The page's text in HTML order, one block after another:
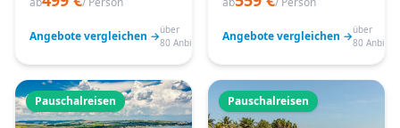
Angebote vergleichen →über
80 Anbieter
Angebote vergleichen →über
80
Pauschalreisen Pauschalreisen